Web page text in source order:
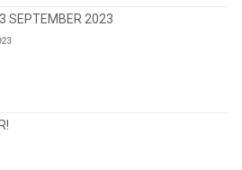
SEPTEMBER 2023